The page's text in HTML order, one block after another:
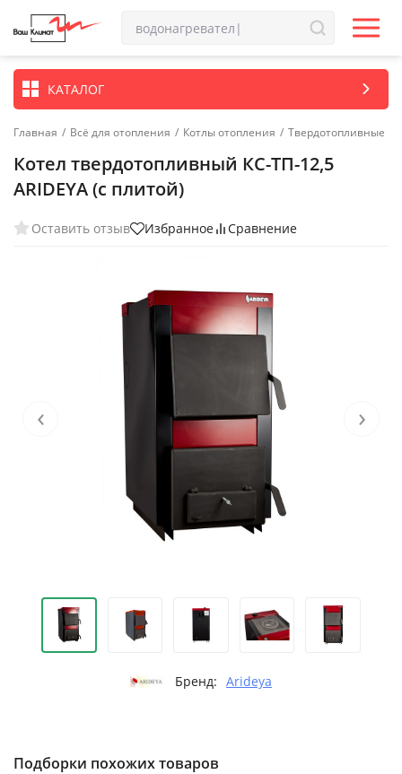
КАТАЛОГ
Главная / Всё для отопления / Котлы отопления / Твердотопливные
Котел твердотопливный КС-ТП-12,5
ARIDEYA (с плитой)
Оставить отзыв Избранное Сравнение
‹ ›
Бренд: Arideya
Подборки похожих товаров